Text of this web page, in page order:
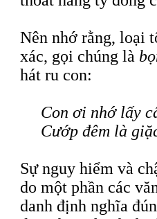
Nên nhớ rằng, loại
xác, gọi chúng là
hát ru con:
Con ơi nhớ lấy
Cướp đêm là
Sự nguy hiểm và
do một phần các
danh định nghĩa